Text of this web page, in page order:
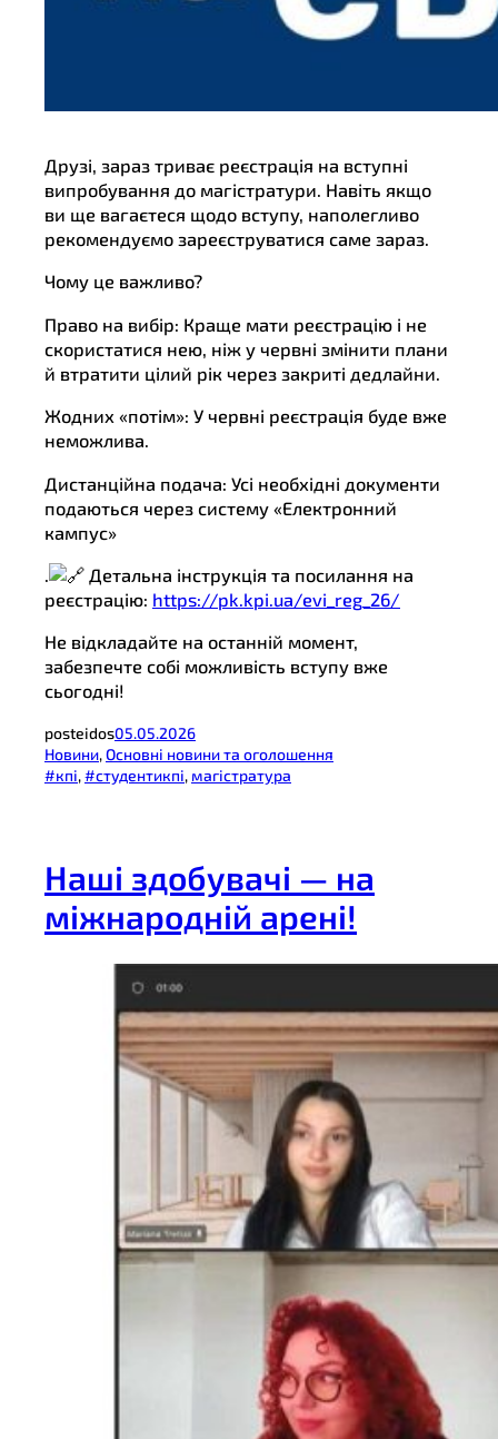
Друзі, зараз триває реєстрація на вступні
випробування до магістратури. Навіть якщо
ви ще вагаєтеся щодо вступу, наполегливо
рекомендуємо зареєструватися саме зараз.
Чому це важливо?
Право на вибір: Краще мати реєстрацію і не
скористатися нею, ніж у червні змінити плани
й втратити цілий рік через закриті дедлайни.
Жодних «потім»: У червні реєстрація буде вже
неможлива.
Дистанційна подача: Усі необхідні документи
подаються через систему «Електронний
кампус»
.
Детальна інструкція та посилання на
реєстрацію: https://pk.kpi.ua/evi_reg_26/
Не відкладайте на останній момент,
забезпечте собі можливість вступу вже
сьогодні!
posteidos05.05.2026
Новини, Основні новини та оголошення
#кпі, #студентикпі, магістратура
Наші здобувачі — на
міжнародній арені!